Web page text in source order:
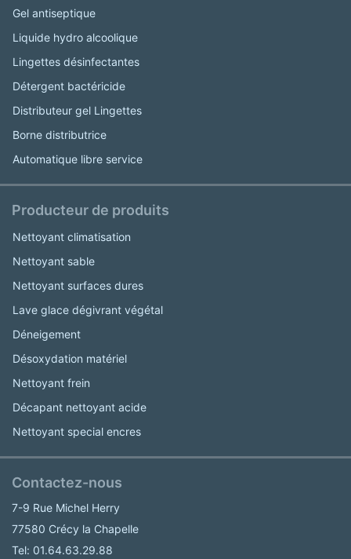
Gel antiseptique
Liquide hydro alcoolique
Lingettes désinfectantes
Détergent bactéricide
Distributeur gel Lingettes
Borne distributrice
Automatique libre service
Producteur de produits
Nettoyant climatisation
Nettoyant sable
Nettoyant surfaces dures
Lave glace dégivrant végétal
Déneigement
Désoxydation matériel
Nettoyant frein
Décapant nettoyant acide
Nettoyant special encres
Contactez-nous
7-9 Rue Michel Herry
77580 Crécy la Chapelle
Tel: 01.64.63.29.88